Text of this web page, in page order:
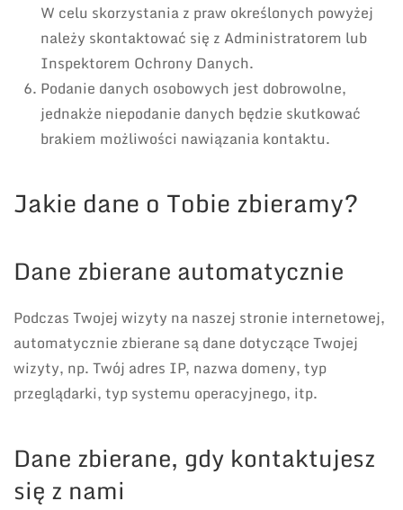
W celu skorzystania z praw określonych powyżej
należy skontaktować się z Administratorem lub
Inspektorem Ochrony Danych.
Podanie danych osobowych jest dobrowolne,
jednakże niepodanie danych będzie skutkować
brakiem możliwości nawiązania kontaktu.
Jakie dane o Tobie zbieramy?
Dane zbierane automatycznie
Podczas Twojej wizyty na naszej stronie internetowej,
automatycznie zbierane są dane dotyczące Twojej
wizyty, np. Twój adres IP, nazwa domeny, typ
przeglądarki, typ systemu operacyjnego, itp.
Dane zbierane, gdy kontaktujesz
się z nami